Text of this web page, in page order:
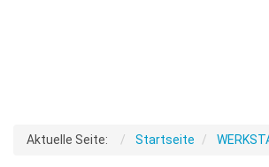
Aktuelle Seite: Startseite